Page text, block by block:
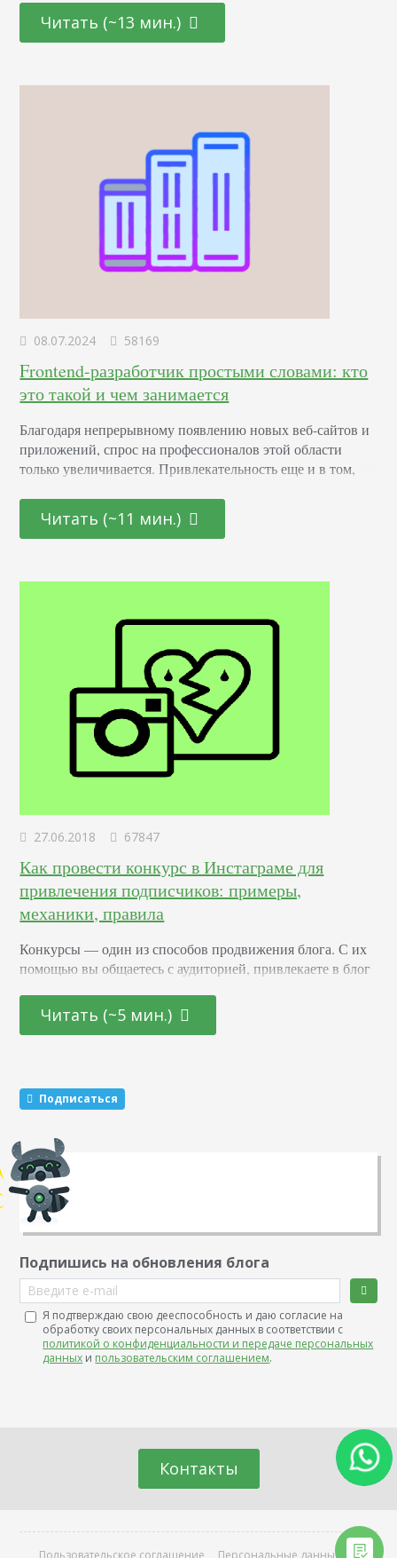
последних достижениях в области психологии и
нейронаук. От подбора цветовой палитры до создания
человеческого сознания для повышения интереса и
Читать (~13 мин.)
08.07.2024 58169
Frontend-разработчик простыми словами: кто
это такой и чем занимается
Благодаря непрерывному появлению новых веб-сайтов и
приложений, спрос на профессионалов этой области
только увеличивается. Привлекательность еще и в том,
специалистов, так и для тех, кто находится на стадии
переосмысления карьерного пути и готов начать все с
интерфейсов для сайтов и приложений. Он…
Читать (~11 мин.)
27.06.2018 67847
Как провести конкурс в Инстаграме для
привлечения подписчиков: примеры,
механики, правила
Конкурсы –– один из способов продвижения блога. С их
помощью вы общаетесь с аудиторией, привлекаете в блог
что вы обещаете участникам подарок за то, что они тем
или иным образом расскажут о вас другим пользователям.
механики, которые маркетологи советуют чередовать…
Читать (~5 мин.)
Подписаться
Подпишись на обновления блога
Введите e-mail
Я подтверждаю свою дееспособность и даю согласие на
обработку своих персональных данных в соответствии с
политикой о конфиденциальности и передаче персональных
данных и пользовательским соглашением.
Контакты
Пользовательское соглашение Персональные данные О